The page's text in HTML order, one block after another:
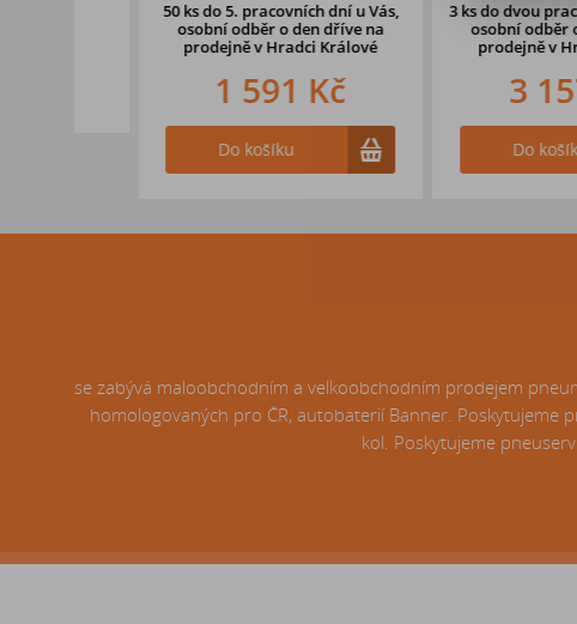
do 5. pracovních dní u Vás,
osobní odběr o den dříve na
prodejněv Hradci Králové
1 591 Kč
Do košíku
3 ks
do dvou pracovních
osobní odběr o den
prodejně v Hradci
3 157 Kč
Do košíku
se zabývá maloobchodním a velkoobchodním prodejem
homologovaných pro ČR, autobaterií Banner. Poskytujeme
kol. Poskytujeme